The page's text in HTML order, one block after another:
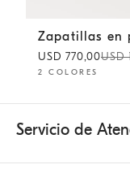
Zapatillas en
Zapatillas en
USD 770,00USD
2 COLORES
Servicio de